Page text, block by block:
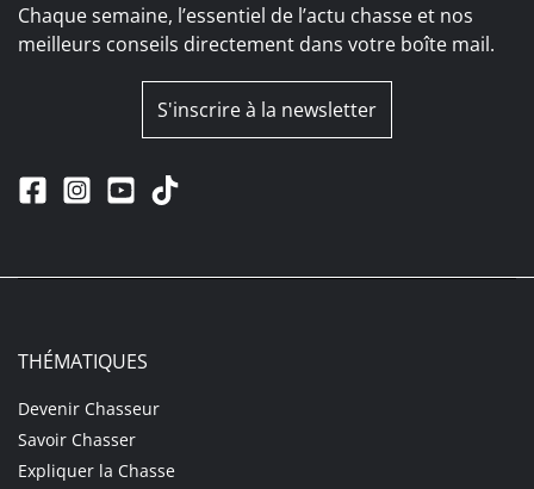
Chaque semaine, l’essentiel de l’actu chasse et nos
meilleurs conseils directement dans votre boîte mail.
S'inscrire à la newsletter
THÉMATIQUES
Devenir Chasseur
Savoir Chasser
Expliquer la Chasse